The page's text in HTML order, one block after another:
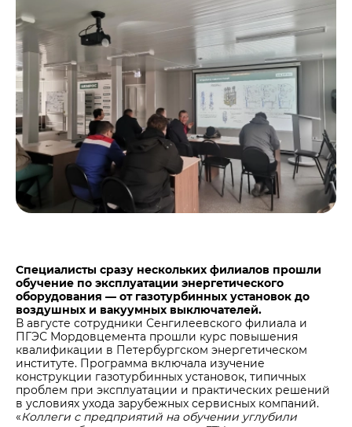
Специалисты сразу нескольких филиалов прошли
обучение по эксплуатации энергетического
оборудования — от газотурбинных установок до
воздушных и вакуумных выключателей.
В августе сотрудники Сенгилеевского филиала и
ПГЭС Мордовцемента прошли курс повышения
квалификации в Петербургском энергетическом
институте. Программа включала изучение
конструкции газотурбинных установок, типичных
проблем при эксплуатации и практических решений
в условиях ухода зарубежных сервисных компаний.
«Коллеги с предприятий на обучении углубили
Центры дистрибуции
Реализация ТМЦ и непрофильных активов
Политика в области закупок
В помощь поставщику
Не только цемент
Люди ЦЕМРОСа
Технологии и тренды
Издание для клиентов
Аналитика цементной отрасли
Медиабанк
Пресса о нас
Контакты
Контакты